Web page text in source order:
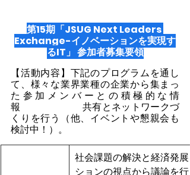
第15期「JSUG Next Leaders
Exchange-イノベーションを実現す
るIT」 参加者募集要領
【活動内容】下記のプログラムを通し
て、様々な業界業種の企業から集まっ
た参加メンバーとの積極的な情
報　　　　　　  共有とネットワークづ
くりを行う（他、イベントや懇親会も
検討中！）。
社会課題の解決と経済発
ションの視点から議論を行